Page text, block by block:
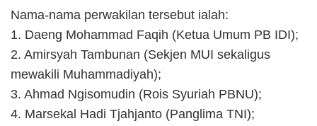
Nama-nama perwakilan tersebut ialah:
1. Daeng Mohammad Faqih (Ketua Umum PB IDI);
2. Amirsyah Tambunan (Sekjen MUI sekaligus
mewakili Muhammadiyah);
3. Ahmad Ngisomudin (Rois Syuriah PBNU);
4. Marsekal Hadi Tjahjanto (Panglima TNI);